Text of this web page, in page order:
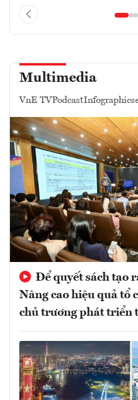
Multimedia
VnE TVPodcastInfographics
Để quyết sách tạo
Nâng cao hiệu quả tổ
chủ trương phát triển